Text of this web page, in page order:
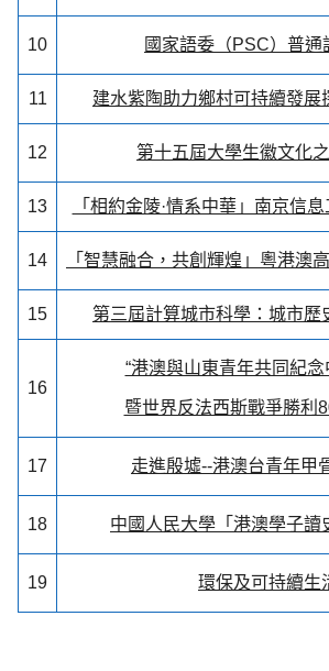
10 國家語委（PSC） 普通
11 建水紫陶助力鄉村可持續發展
12 第十五屆大學生徽文化
13 「相約金陵·情系中華」南京信
14 「智慧融合，共創輝煌」粵港澳
15 第三屆計算城市科學： 城市歷
16
“港澳與山東青年共同紀
暨世界反法西斯戰爭勝利
17 走進殷墟--港澳台青年甲
18 中國人民大學「港澳學子讀
19 環保及可持續生